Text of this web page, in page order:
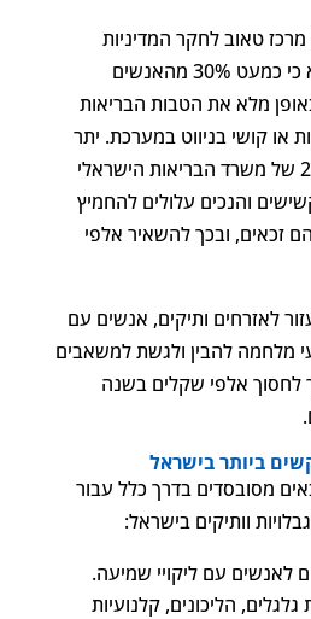
2019 של מרכז טאוב לחקר המדיניות
החברתית בישראל מצא כי כמעט 30% מהאנשים
מלא את הטבות הבריאות
או קושי בניווט במערכת. יתר
על כן, דו"ח משנת 2020 של משרד הבריאות הישראלי
עד 40% מהקשישים והנכים עלולים להחמיץ
זכאים, ובכך להשאיר אלפי
לאזרחים ותיקים, אנשים עם
מלחמה להבין ולגשת למשאבים
לחסוך אלפי שקלים בשנה
ביותר בישראל
מסובסדים בדרך כלל עבור
וותיקים בישראל:
לאנשים עם ליקויי שמיעה.
גלגלים, הליכונים, קלנועיות